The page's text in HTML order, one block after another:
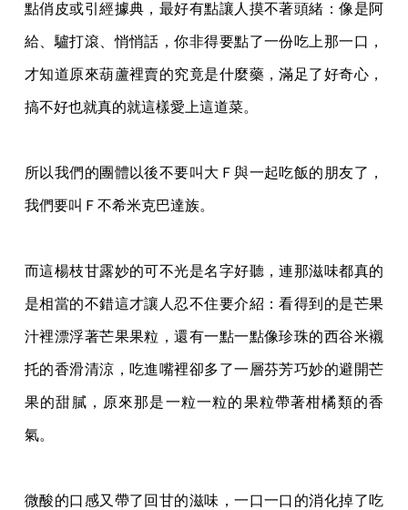
點俏皮或引經據典，最好有點讓 人摸不著頭緒：像是阿
給、驢打滾、悄悄話，你非得要點了一份吃上那一口，
才知道原來葫蘆裡賣的究竟是什麼藥，滿足了好奇心，
搞不好也就真的就這樣愛上這道菜。
所以我們的團體以後不要叫大Ｆ與一起吃飯的朋友了，
我們要叫Ｆ不希米克巴達族。
而這楊枝甘露妙的可不光是名字好聽，連那滋味都真的
是相當的不錯這才讓人忍不住要介紹：看得到的是芒果
汁裡漂浮著芒果果粒，還有一點一點像珍珠的西谷米襯
托的香滑清涼 ，吃進嘴裡卻多了一層芬芳巧妙的避開芒
果的甜膩，原來那是一粒一粒的果粒帶著柑橘類的香
氣。
微酸的口感又帶了回甘的滋味，一口一口的消化掉了吃